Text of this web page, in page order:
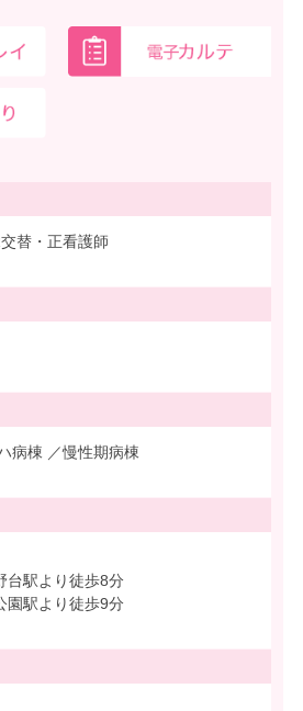
替・正看護師
一般病棟 ／回復期リハ病棟 ／慢性期病棟
駅より徒歩8分
駅より徒歩9分